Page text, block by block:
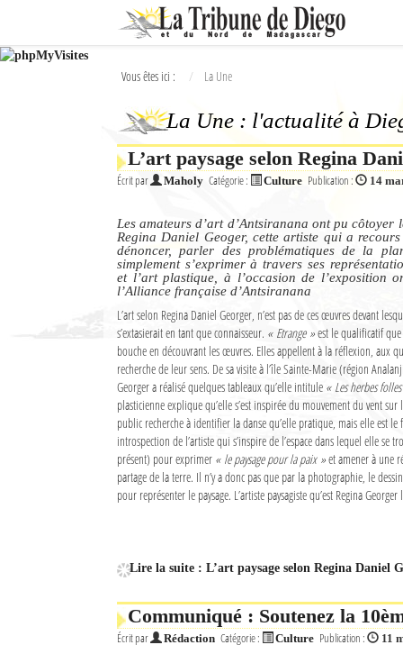
Ok
L'actualité à Diego Suarez
Vous êtes ici : La Une
La Une : l'actualité à
L’art paysage selon Regina
Écrit par Maholy Catégorie : Culture Publication : 14
Les amateurs d’art d’Antsiranana ont pu côtoyer
Regina Daniel Geoger, cette artiste qui a
dénoncer, parler des problématiques de la
simplement s’exprimer à travers ses
et l’art plastique, à l’occasion de l’exposition
l’Alliance française d’Antsiranana
L’art selon Regina Daniel Georger, n’est pas de ces œuvres devant
s’extasierait en tant que connaisseur. « Etrange »est le qualificatif
bouche en découvrant les œuvres. Elles appellent à la réflexion, aux
recherche de leur sens. De sa visite à l’île Sainte-Marie (région
Georger a réalisé quelques tableaux qu’elle intitule « Les herbes
plasticienne explique qu’elle s’est inspirée du mouvement du vent sur
public recherche à identifier la danse qu’elle pratique, mais elle est le
introspection de l’artiste qui s’inspire de l’espace dans lequel elle se
présent) pour exprimer « le paysage pour la paix »et amener à une
partage de la terre. Il n’y a donc pas que par la photographie, le
pour représenter le paysage. L’artiste paysagiste qu’est Regina
Lire la suite : L’art paysage selon Regina Daniel
Communiqué : Soutenez la
Écrit par Rédaction Catégorie : Culture Publication : 11